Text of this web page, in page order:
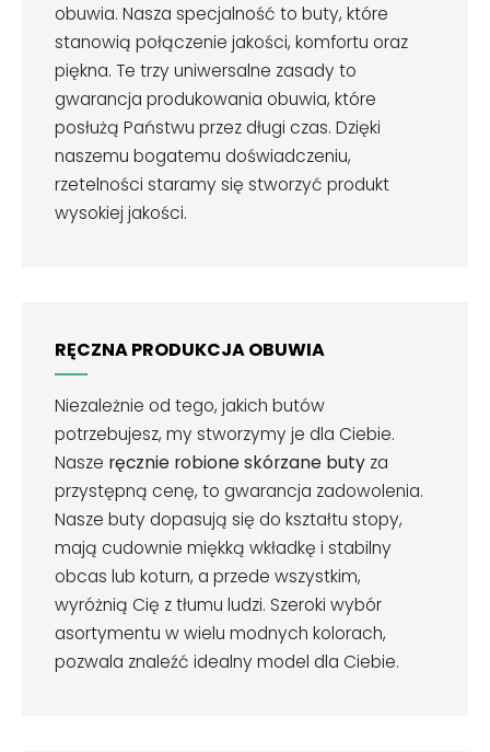
obuwia. Nasza specjalność to buty, które
stanowią połączenie jakości, komfortu oraz
piękna. Te trzy uniwersalne zasady to
gwarancja produkowania obuwia, które
posłużą Państwu przez długi czas. Dzięki
naszemu bogatemu doświadczeniu,
rzetelności staramy się stworzyć produkt
wysokiej jakości.
RĘCZNA PRODUKCJA OBUWIA
Niezależnie od tego, jakich butów
potrzebujesz, my stworzymy je dla Ciebie.
Nasze ręcznie robione skórzane buty za
przystępną cenę, to gwarancja zadowolenia.
Nasze buty dopasują się do kształtu stopy,
mają cudownie miękką wkładkę i stabilny
obcas lub koturn, a przede wszystkim,
wyróżnią Cię z tłumu ludzi. Szeroki wybór
asortymentu w wielu modnych kolorach,
pozwala znaleźć idealny model dla Ciebie.